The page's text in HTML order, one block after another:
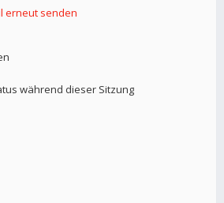
erneut senden
während dieser Sitzung